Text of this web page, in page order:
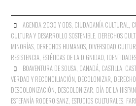
AGENDA 2030 Y ODS, CIUDADANÍA CULTURAL
CULTURA Y DESARROLLO SOSTENIBLE DERECHOS
MINORÍAS DERECHOS HUMANOS DIVERSIDAD
RESISTENCIA ESTÉTICAS DE LA DIGNIDAD
BOAVENTURA DE SOUSA, CANADÁ, CASTILLA,
VERDAD Y RECONCILIACIÓN DECOLONIZAR
DESCOLONIZACIÓN DESCOLONIZAR DÍA DE LA
ESTEFANÍA RODERO SANZ ESTUDIOS CULTURALES